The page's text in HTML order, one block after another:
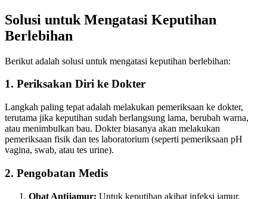
Solusi untuk Mengatasi Keputihan
Berlebihan
Berikut adalah solusi untuk mengatasi keputihan berlebihan:
1. Periksakan Diri ke Dokter
Langkah paling tepat adalah melakukan pemeriksaan ke dokter,
terutama jika keputihan sudah berlangsung lama, berubah warna,
atau menimbulkan bau. Dokter biasanya akan melakukan
pemeriksaan fisik dan tes laboratorium (seperti pemeriksaan pH
vagina, swab, atau tes urine).
2. Pengobatan Medis
Obat Antijamur: Untuk keputihan akibat infeksi jamur,